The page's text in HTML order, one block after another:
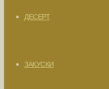
ДЕСЕРТ
ЗАКУСКИ